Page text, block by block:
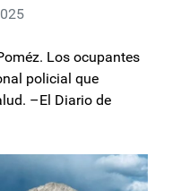
Los ocupantes
policial que
–El Diario de